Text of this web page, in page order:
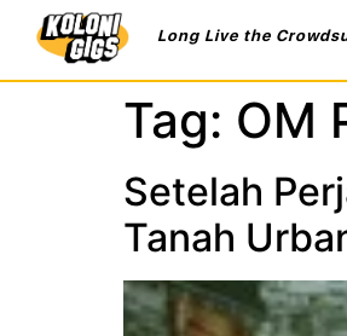
Long Live the
Tag: OM
Setelah
Tanah